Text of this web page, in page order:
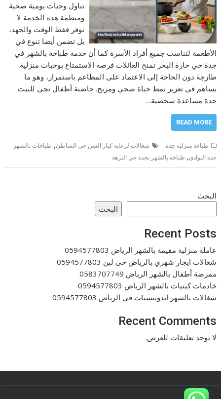
تناول وجبات يومية صحية
ومنظمة هذه الخدمة لا
توفر فقط الوقت والجهد،
بل تضمن أيضا تنوع في
الأطعمة لتناسب جميع أفراد الأسرة كما أن خدمة طباخة بالشهر في
جدة حي حارة البحر تمنح العائلات فرصة الاستمتاع بوجبات منزلية
طازجة دون الحاجة إلى الاعتماد على المطاعم باستمرار، وهو ما
يساهم في تعزيز نمط حياة صحي ومريح. حاضنة أطفال تجي للبيت
جدة مساعدة شخصية…
READ MORE
طباخة منزلية جدة شغالات لرعاية كبار السن حي الشاطئ, طباخات بالشهر
جده البوادي, طباخه بالشهر بجدة حي النزهة
البحث
البحث
Recent Posts
عاملة منزلية مقيمة بالشهر الرياض 0594577803
شغالات ايجار شهري بالرياض حى لبن 0594577803
ممرضة أطفال بالشهر الرياض 0583707749
خادمات كينيات بالشهر الرياض 0594577803
شغالات بالشهر اندونيسيات في الرياض 0594577803
Recent Comments
لا توجد تعليقات للعرض.